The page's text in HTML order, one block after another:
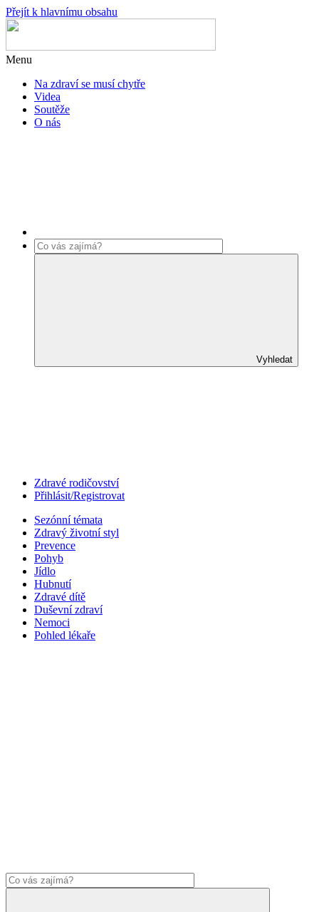
Přejít k hlavnímu obsahu
Menu
Na zdraví se musí chytře
Videa
Soutěže
O nás
Vyhledat
Zdravé rodičovství
Přihlásit/Registrovat
Sezónní témata
Zdravý životní styl
Prevence
Pohyb
Jídlo
Hubnutí
Zdravé dítě
Duševní zdraví
Nemoci
Pohled lékaře